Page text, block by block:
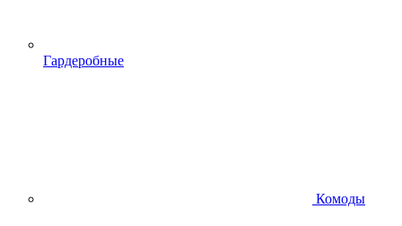
Гардеробные
Комоды